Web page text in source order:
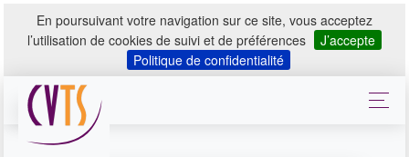
En poursuivant votre navigation sur ce site, vous acceptez
l’utilisation de cookies de suivi et de préférences
J’accepte
Politique de confidentialité